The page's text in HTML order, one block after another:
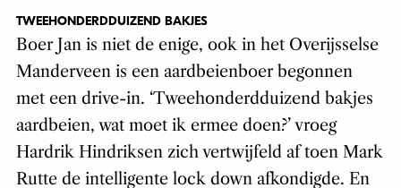
TWEEHONDERDDUIZEND BAKJES
Boer Jan is niet de enige, ook in het Overijsselse
Manderveen is een aardbeienboer begonnen
met een drive-in. ‘Tweehonderdduizend bakjes
aardbeien, wat moet ik ermee doen?’ vroeg
Hardrik Hindriksen zich vertwijfeld af toen Mark
Rutte de intelligente lock down afkondigde. En